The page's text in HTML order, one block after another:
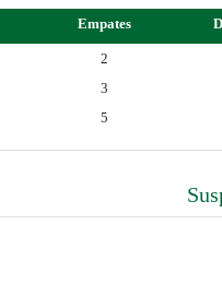
Empates
2
3
5